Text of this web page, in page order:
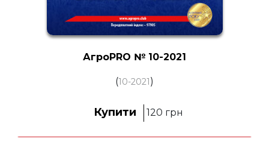
АгроPRO № 10-2021
(10-2021)
Купити 120 грн